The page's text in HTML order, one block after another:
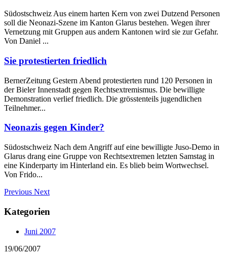
Südostschweiz Aus einem harten Kern von zwei Dutzend Personen
soll die Neonazi-Szene im Kanton Glarus bestehen. Wegen ihrer
Vernetzung mit Gruppen aus andern Kantonen wird sie zur Gefahr.
Von Daniel ...
Sie protestierten friedlich
BernerZeitung Gestern Abend protestierten rund 120 Personen in
der Bieler Innenstadt gegen Rechtsextremismus. Die bewilligte
Demonstration verlief friedlich. Die grösstenteils jugendlichen
Teilnehmer...
Neonazis gegen Kinder?
Südostschweiz Nach dem Angriff auf eine bewilligte Juso-Demo in
Glarus drang eine Gruppe von Rechtsextremen letzten Samstag in
eine Kinderparty im Hinterland ein. Es blieb beim Wortwechsel.
Von Frido...
Previous Next
Kategorien
Juni 2007
19/06/2007